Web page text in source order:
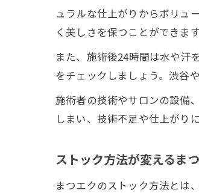
ュラルな仕上がりからボリュ
く美しさを保つことができます
また、施術後24時間は水や汗
をチェックしましょう。渋谷
施術者の技術やサロンの設備
しまい、技術不足や仕上がり
ストック方法が変えるま
まつエクのストック方法とは